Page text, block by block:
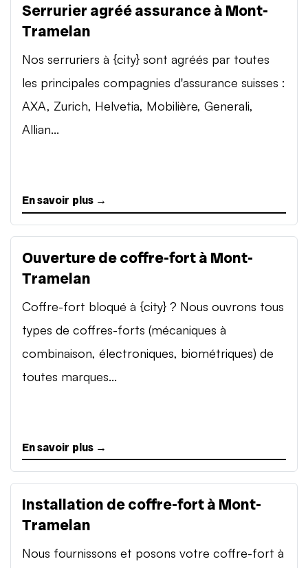
Serrurier agréé assurance à Mont-
Tramelan
Nos serruriers à {city} sont agréés par toutes
les principales compagnies d'assurance suisses :
AXA, Zurich, Helvetia, Mobilière, Generali,
Allian...
En savoir plus →
Ouverture de coffre-fort à Mont-
Tramelan
Coffre-fort bloqué à {city} ? Nous ouvrons tous
types de coffres-forts (mécaniques à
combinaison, électroniques, biométriques) de
toutes marques...
En savoir plus →
Installation de coffre-fort à Mont-
Tramelan
Nous fournissons et posons votre coffre-fort à